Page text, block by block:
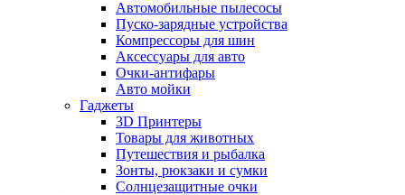
Автомобильные пылесосы
Пуско-зарядные устройства
Компрессоры для шин
Аксессуары для авто
Очки-антифары
Авто мойки
Гаджеты
3D Принтеры
Товары для животных
Путешествия и рыбалка
Зонты, рюкзаки и сумки
Солнцезащитные очки